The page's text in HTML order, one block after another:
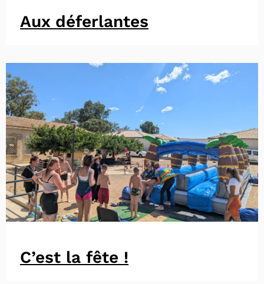
Aux déferlantes
C’est la fête !